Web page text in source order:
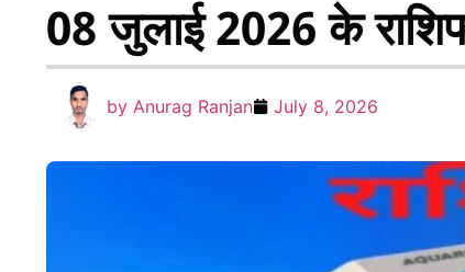
08 जुलाई 2026 के
by Anurag Ranjan July 8, 2026